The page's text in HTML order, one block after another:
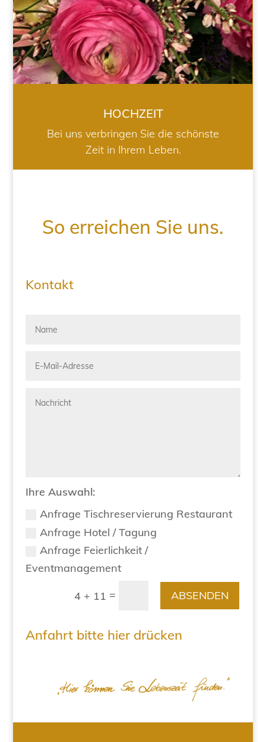
HOCHZEIT
Bei uns verbringen Sie die schönste
Zeit in Ihrem Leben.
So erreichen Sie uns.
Kontakt
Ihre Auswahl:
Anfrage Tischreservierung Restaurant
Anfrage Hotel / Tagung
Anfrage Feierlichkeit /
Eventmanagement
4 + 11 = ABSENDEN
Anfahrt bitte hier drücken